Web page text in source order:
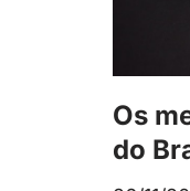
Os
do